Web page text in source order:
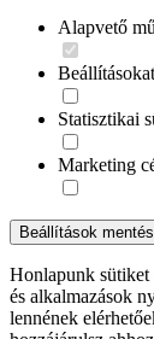
Alapvető
Statisztikai
Marketing
Beállítások
Honlapunk sütiket
és alkalmazások
lennének